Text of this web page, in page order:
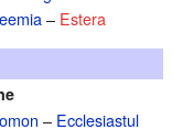
– Estera
– Ecclesiastul